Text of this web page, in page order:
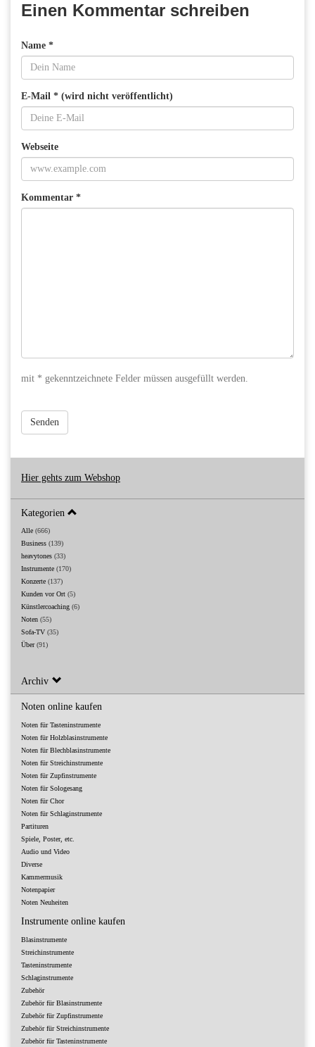
Einen Kommentar schreiben
Name *
E-Mail * (wird nicht veröffentlicht)
Webseite
Kommentar *
mit * gekenntzeichnete Felder müssen ausgefüllt werden.
Senden
Hier gehts zum Webshop
Kategorien
Alle (666)
Business (139)
heavytones (33)
Instrumente (170)
Konzerte (137)
Kunden vor Ort (5)
Künstlercoaching (6)
Noten (55)
Sofa-TV (35)
Über(91)
Archiv
Noten online kaufen
Noten für Tasteninstrumente
Noten für Holzblasinstrumente
Noten für Blechblasinstrumente
Noten für Streichinstrumente
Noten für Zupfinstrumente
Noten für Sologesang
Noten für Chor
Noten für Schlaginstrumente
Partituren
Spiele, Poster, etc.
Audio und Video
Diverse
Kammermusik
Notenpapier
Noten Neuheiten
Instrumente online kaufen
Blasinstrumente
Streichinstrumente
Tasteninstrumente
Schlaginstrumente
Zubehör
Zubehör für Blasinstrumente
Zubehör für Zupfinstrumente
Zubehör für Streichinstrumente
Zubehör für Tasteninstrumente